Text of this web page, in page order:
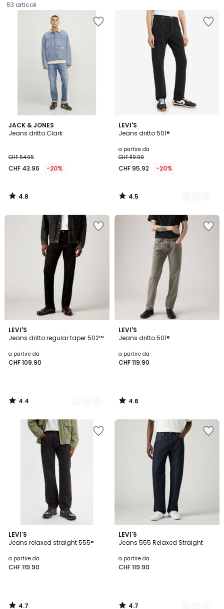
53 articoli
JACK & JONES
Jeans dritto Clark
43.96
invece
CHF
54.95
applicata.
CHF 54.95
CHF 43.96 -20%
4.8
/ 5
4.8
/
LEVI'S
Jeans dritto 501®
a partire da
CHF 119.90
CHF 95.92 -20%
4.5
/ 5
12
Colori
4.5
/
LEVI'S
Jeans dritto regular taper 502™
a partire da
CHF 109.90
4.4
/ 5
7
Colori
4.4
/
LEVI'S
Jeans dritto 501®
a partire da
CHF 119.90
4.6
/ 5
4.6
/
LEVI'S
Jeans relaxed straight 555®
a partire da
CHF 119.90
4.7
/ 5
4.7
LEVI'S
Jeans 555 Relaxed Straight
a partire da
CHF 119.90
4.7
/ 5
2
Colori
4.7